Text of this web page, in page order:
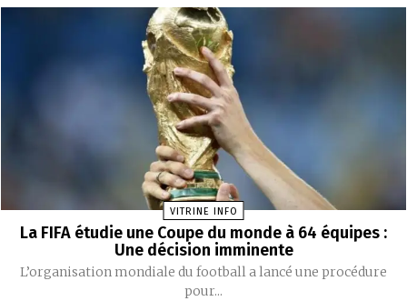
VITRINE INFO
La FIFA étudie une Coupe du monde à 64 équipes :
Une décision imminente
L’organisation mondiale du football a lancé une procédure
pour...